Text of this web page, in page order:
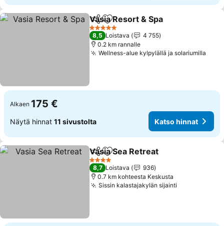
Jaa Lisää suosikkeihin
Vasia Resort & Spa
5 Tähtiluokitus
8,5 Loistava
4 755
0.2 km rannalle
Wellness-alue kylpylällä ja solariumilla
Alkaen 175 €
Näytä hinnat 11 sivustolta Katso hinnat
Jaa Lisää suosikkeihin
Vasia Sea Retreat
4 Tähtiluokitus
8,7 Loistava
936
0.7 km kohteesta Keskusta
Sissin kalastajakylän sijainti